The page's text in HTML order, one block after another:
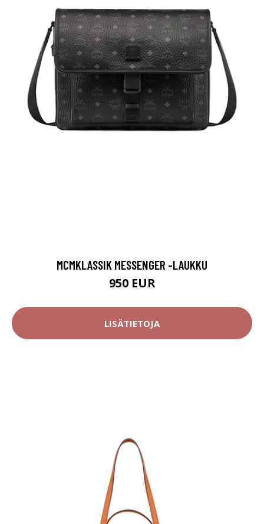
MCMKLASSIK MESSENGER -LAUKKU
950 EUR
LISÄTIETOJA